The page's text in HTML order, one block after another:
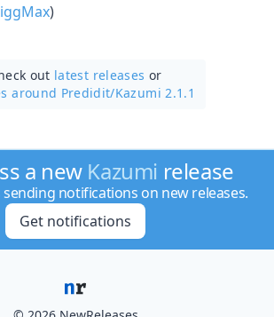
)
out latest releases or
around Predidit/Kazumi 2.1.1
a new Kazumi release
sending notifications on new releases.
Get notifications